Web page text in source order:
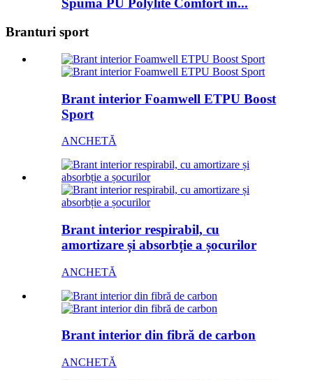
Spumă PU Polylite Comfort în...
Branturi sport
Brant interior Foamwell ETPU Boost
Sport
ANCHETĂ
Brant interior respirabil, cu
amortizare și absorbție a șocurilor
ANCHETĂ
Brant interior din fibră de carbon
ANCHETĂ